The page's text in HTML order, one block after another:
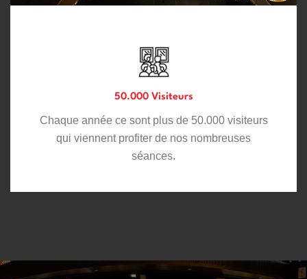
50.000 Visiteurs
Chaque année ce sont plus de 50.000 visiteurs
qui viennent profiter de nos nombreuses
séances.